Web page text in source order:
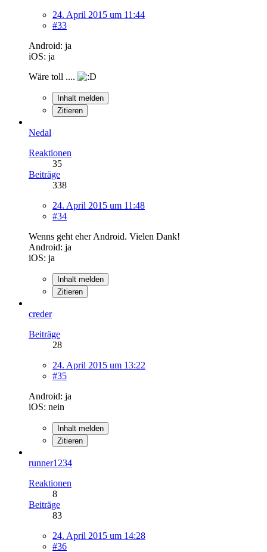
24. April 2015 um 11:44
#33
Android: ja
iOS: ja
Wäre toll ....
Inhalt melden
Zitieren
Nedal
Reaktionen
35
Beiträge
338
24. April 2015 um 11:48
#34
Wenns geht eher Android. Vielen Dank!
Android: ja
iOS: ja
Inhalt melden
Zitieren
creder
Beiträge
28
24. April 2015 um 13:22
#35
Android: ja
iOS: nein
Inhalt melden
Zitieren
runner1234
Reaktionen
8
Beiträge
83
24. April 2015 um 14:28
#36